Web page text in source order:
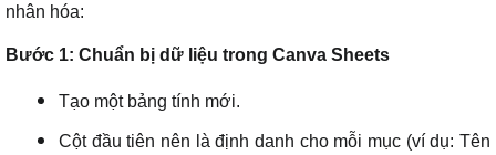
nhân hóa:
Bước 1: Chuẩn bị dữ liệu trong Canva Sheets
Tạo một bảng tính mới.
Cột đầu tiên nên là định danh cho mỗi mục (ví dụ: Tên